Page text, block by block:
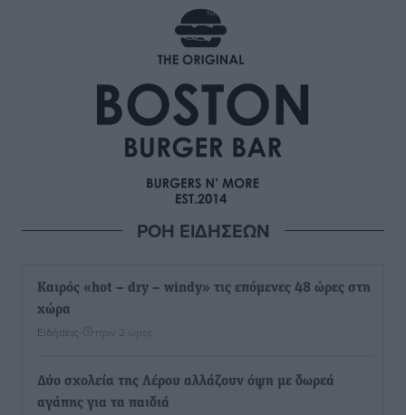
ΡΟΗ ΕΙΔΗΣΕΩΝ
Καιρός «hot – dry – windy» τις επόμενες 48 ώρες στη
χώρα
Ειδήσεις πριν 2 ώρες
Δύο σχολεία της Λέρου αλλάζουν όψη με δωρεά
αγάπης για τα παιδιά